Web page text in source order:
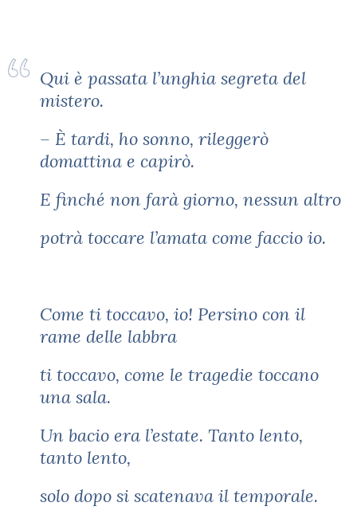
Qui è passata l’unghia segreta del
mistero.
– È tardi, ho sonno, rileggerò
domattina e capirò.
E finché non farà giorno, nessun altro
potrà toccare l’amata come faccio io.
Come ti toccavo, io! Persino con il
rame delle labbra
ti toccavo, come le tragedie toccano
una sala.
Un bacio era l’estate. Tanto lento,
tanto lento,
solo dopo si scatenava il temporale.